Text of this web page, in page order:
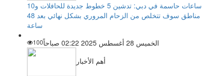
ساعات حاسمة في دبي: تدشين 5 خطوط جديدة للحافلات و10
مناطق سوف تتخلص من الزحام المروري بشكل نهائي بعد 48
ساعة
الخميس 28 أغسطس 2025 02:22 صباحاً
100
أهم الأخبار